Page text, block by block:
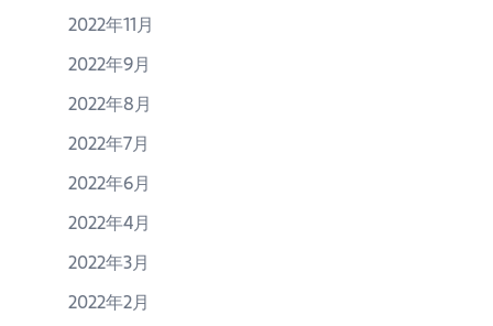
2022年11月
2022年9月
2022年8月
2022年7月
2022年6月
2022年4月
2022年3月
2022年2月